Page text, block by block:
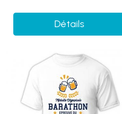
Détails